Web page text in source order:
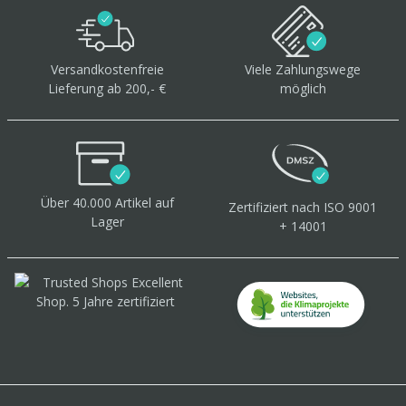
Versandkostenfreie
Lieferung ab 200,- €
Viele Zahlungswege
möglich
Über 40.000 Artikel auf
Lager
Zertifiziert nach ISO 9001
+ 14001